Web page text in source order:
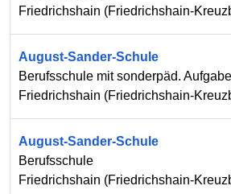
Friedrichshain (Friedrichshain-
August-Sander-Schule
Berufsschule mit sonderpäd.
Friedrichshain (Friedrichshain-
August-Sander-Schule
Berufsschule
Friedrichshain (Friedrichshain-